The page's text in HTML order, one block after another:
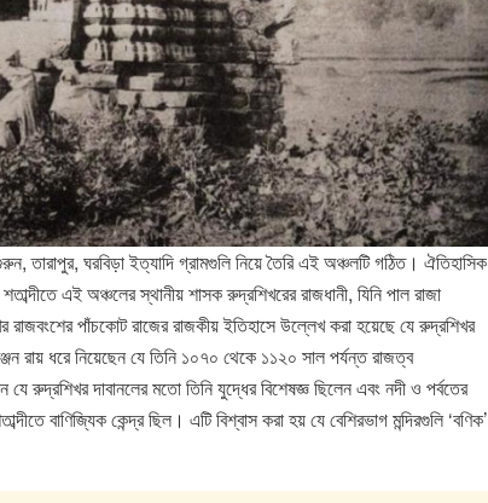
তারাপুর, ঘরবিড়া ইত্যাদি গ্রামগুলি নিয়ে তৈরি এই অঞ্চলটি গঠিত। ঐতিহাসিক
এই অঞ্চলের স্থানীয় শাসক রুদ্রশিখরের রাজধানী, যিনি পাল রাজা
রাজবংশের পাঁচকোট রাজের রাজকীয় ইতিহাসে উল্লেখ করা হয়েছে যে রুদ্রশিখর
রায় ধরে নিয়েছেন যে তিনি ১০৭০ থেকে ১১২০ সাল পর্যন্ত রাজত্ব
রুদ্রশিখর দাবানলের মতো তিনি যুদ্ধের বিশেষজ্ঞ ছিলেন এবং নদী ও পর্বতের
বাণিজ্যিক কেন্দ্র ছিল। এটি বিশ্বাস করা হয় যে বেশিরভাগ মন্দিরগুলি ‘বণিক’